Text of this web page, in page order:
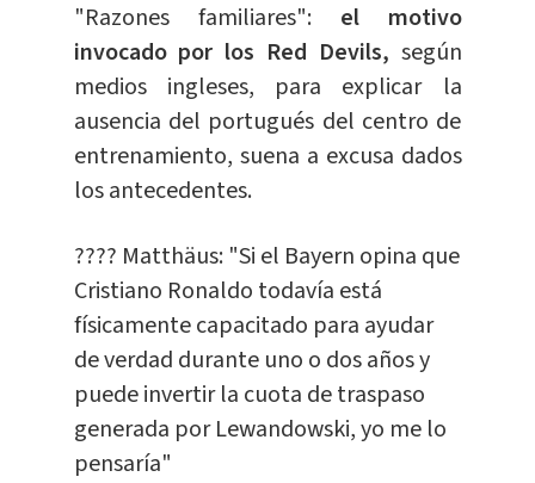
"Razones familiares":el motivo
invocado por los Red Devils, según
medios ingleses, para explicar la
ausencia del portugués del centro de
entrenamiento, suena a excusa dados
los antecedentes.
???? Matthäus: "Si el Bayern opina que
Cristiano Ronaldo todavía está
físicamente capacitado para ayudar
de verdad durante uno o dos años y
puede invertir la cuota de traspaso
generada por Lewandowski, yo me lo
pensaría"